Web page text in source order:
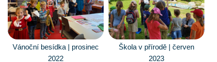
Vánoční besídka | prosinec
2022
Škola v přírodě | červen
2023